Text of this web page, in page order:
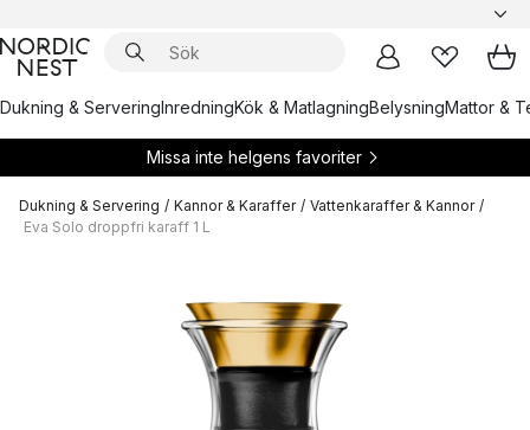
Dukning & ServeringInredningKök & MatlagningBelysningMattor &
Missa inte helgens favoriter
Dukning & Servering / Kannor & Karaffer / Vattenkaraffer & Kannor /
Eva Solo droppfri karaff 1 L